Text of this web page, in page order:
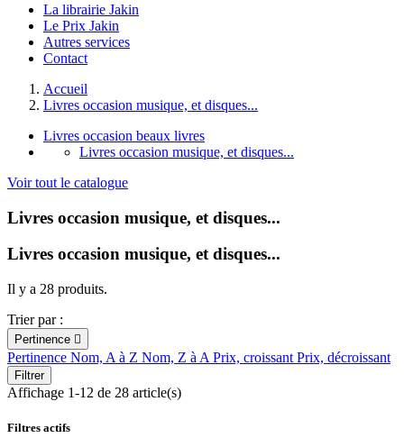
La librairie Jakin
Le Prix Jakin
Autres services
Contact
Accueil
Livres occasion musique, et disques...
Livres occasion beaux livres
Livres occasion musique, et disques...
Voir tout le catalogue
Livres occasion musique, et disques...
Livres occasion musique, et disques...
Il y a 28 produits.
Trier par :
Pertinence 
Pertinence Nom, A à Z Nom, Z à A Prix, croissant Prix, décroissant
Filtrer
Affichage 1-12 de 28 article(s)
Filtres actifs